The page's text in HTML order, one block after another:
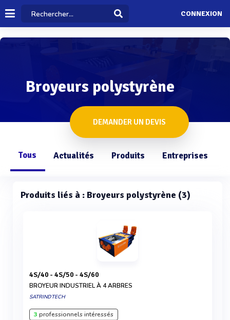
CONNEXION
Broyeurs polystyrène
DEMANDER UN DEVIS
Tous Actualités Produits Entreprises
Produits liés à : Broyeurs polystyrène (3)
4S/40 - 4S/50 - 4S/60
BROYEUR INDUSTRIEL À 4 ARBRES
SATRINDTECH
3 professionnels intéressés